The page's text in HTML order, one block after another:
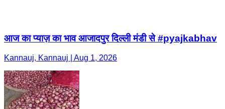
आज का प्याज़ का भाव आजादपुर दिल्ली मंडी से #pyajkabhav
Kannauj, Kannauj | Aug 1, 2026